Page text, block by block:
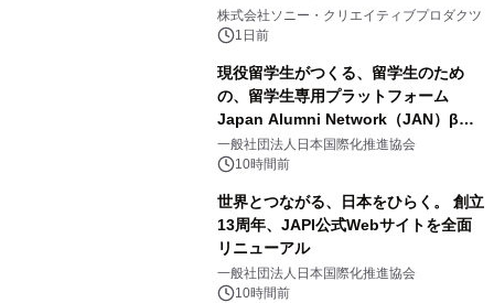
ラボレーション サウナイキタイコラ
ボグッズも発売決定！
株式会社ソニー・クリエイティブプロダクツ
1日前
現役留学生がつくる、留学生のため
の、留学生専用プラットフォーム
Japan Alumni Network（JAN）β版
をリリース
一般社団法人日本国際化推進協会
10時間前
世界とつながる、日本をひらく。 創立
13周年、JAPI公式Webサイトを全面
リニューアル
一般社団法人日本国際化推進協会
10時間前